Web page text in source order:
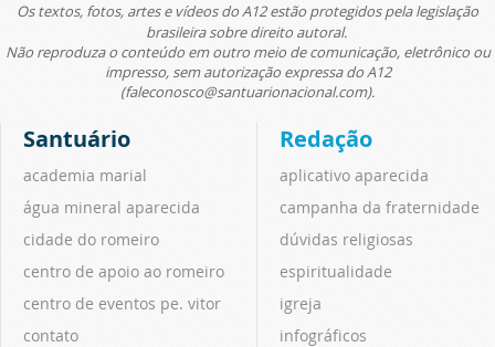
Os textos, fotos, artes e vídeos do A12 estão protegidos pela legislação
brasileira sobre direito autoral.
Não reproduza o conteúdo em outro meio de comunicação, eletrônico ou
impresso, sem autorização expressa do A12
(faleconosco@santuarionacional.com).
Santuário
academia marial
água mineral aparecida
cidade do romeiro
centro de apoio ao romeiro
centro de eventos pe. vitor
contato
Redação
aplicativo aparecida
campanha da fraternidade
dúvidas religiosas
espiritualidade
igreja
infográficos